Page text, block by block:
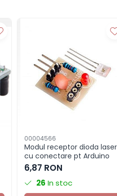
00004566
Modul receptor dioda laser
cu conectare pt Arduino
6,87 RON
26 In stoc